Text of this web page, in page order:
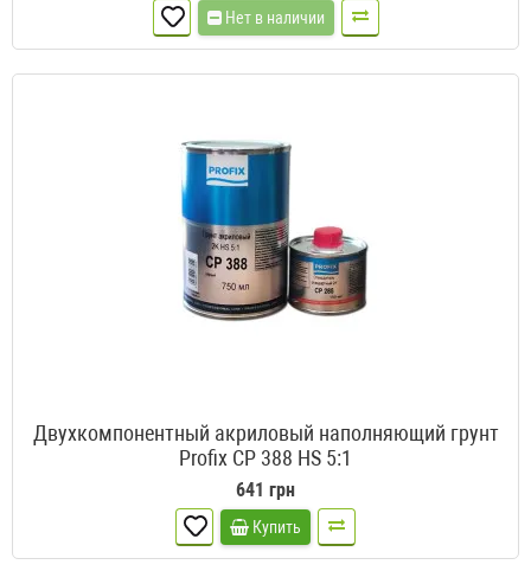
Нет в наличии
Двухкомпонентный акриловый наполняющий грунт
Profix CP 388 HS 5:1
641 грн
Купить